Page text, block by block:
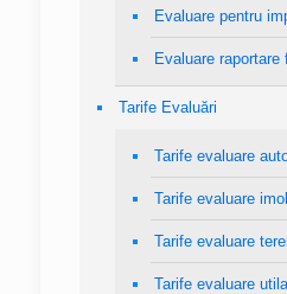
Evaluare pentru
Evaluare raportare
Tarife Evaluări
Tarife evaluare
Tarife evaluare
Tarife evaluare
Tarife evaluare